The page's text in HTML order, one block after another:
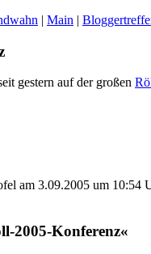
| Main |
gestern auf der großen
am 3.09.2005 um 10:54
2005-Konferenz«